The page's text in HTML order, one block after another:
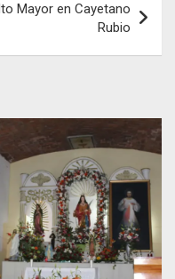
Mayor en Cayetano
Rubio